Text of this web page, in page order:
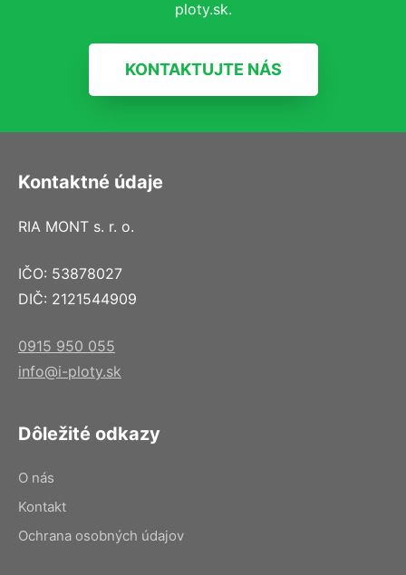
ploty.sk.
KONTAKTUJTE NÁS
Kontaktné údaje
RIA MONT s. r. o.
IČO: 53878027
DIČ: 2121544909
0915 950 055
info@i-ploty.sk
Dôležité odkazy
O nás
Kontakt
Ochrana osobných údajov